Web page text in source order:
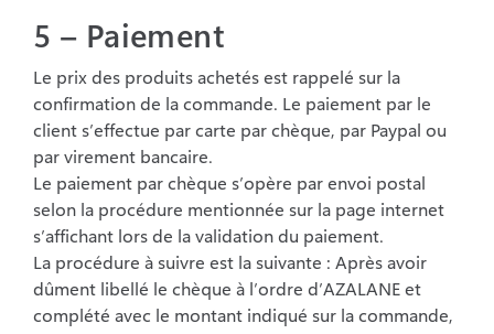
5 – Paiement
Le prix des produits achetés est rappelé sur la
confirmation de la commande. Le paiement par le
client s’effectue par carte par chèque, par Paypal ou
par virement bancaire.
Le paiement par chèque s’opère par envoi postal
selon la procédure mentionnée sur la page internet
s’affichant lors de la validation du paiement.
La procédure à suivre est la suivante : Après avoir
dûment libellé le chèque à l’ordre d’AZALANE et
complété avec le montant indiqué sur la commande,